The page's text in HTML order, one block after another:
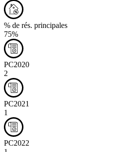
% de rés. principales
75%
PC2020
2
PC2021
1
PC2022